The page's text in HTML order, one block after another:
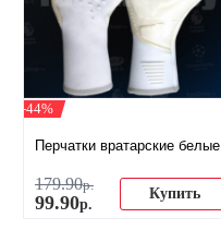
-44%
Перчатки вратарские белые
179.90р.
99.90р.
Купить